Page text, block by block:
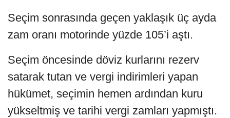
Seçim sonrasında geçen yaklaşık üç ayda
zam oranı motorinde yüzde 105’i aştı.
Seçim öncesinde döviz kurlarını rezerv
satarak tutan ve vergi indirimleri yapan
hükümet, seçimin hemen ardından kuru
yükseltmiş ve tarihi vergi zamları yapmıştı.